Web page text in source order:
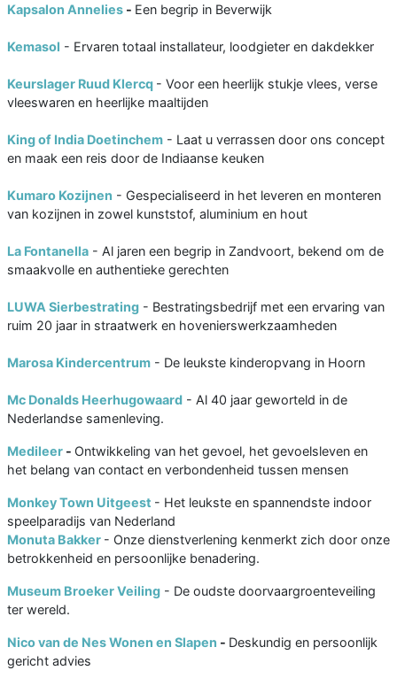
Kapsalon Annelies - Een begrip in Beverwijk
Kemasol - Ervaren totaal installateur, loodgieter en dakdekker
Keurslager Ruud Klercq - Voor een heerlijk stukje vlees, verse
vleeswaren en heerlijke maaltijden
King of India Doetinchem - Laat u verrassen door ons concept
en maak een reis door de Indiaanse keuken
Kumaro Kozijnen - Gespecialiseerd in het leveren en monteren
van kozijnen in zowel kunststof, aluminium en hout
La Fontanella - Al jaren een begrip in Zandvoort, bekend om de
smaakvolle en authentieke gerechten
LUWA Sierbestrating - Bestratingsbedrijf met een ervaring van
ruim 20 jaar in straatwerk en hovenierswerkzaamheden
Marosa Kindercentrum - De leukste kinderopvang in Hoorn
Mc Donalds Heerhugowaard - Al 40 jaar geworteld in de
Nederlandse samenleving.
Medileer - Ontwikkeling van het gevoel, het gevoelsleven en
het belang van contact en verbondenheid tussen mensen
Monkey Town Uitgeest - Het leukste en spannendste indoor
speelparadijs van Nederland
Monuta Bakker - Onze dienstverlening kenmerkt zich door onze
betrokkenheid en persoonlijke benadering.
Museum Broeker Veiling - De oudste doorvaargroenteveiling
ter wereld.
Nico van de Nes Wonen en Slapen - Deskundig en persoonlijk
gericht advies